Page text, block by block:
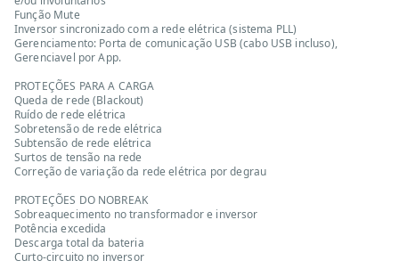
Função Mute
Inversor sincronizado com a rede elétrica (sistema PLL)
Gerenciamento: Porta de comunicação USB (cabo USB incluso),
Gerenciavel por App.
PROTEÇÕES PARA A CARGA
Queda de rede (Blackout)
Ruído de rede elétrica
Sobretensão de rede elétrica
Subtensão de rede elétrica
Surtos de tensão na rede
Correção de variação da rede elétrica por degrau
PROTEÇÕES DO NOBREAK
Sobreaquecimento no transformador e inversor
Potência excedida
Descarga total da bateria
Curto-circuito no inversor